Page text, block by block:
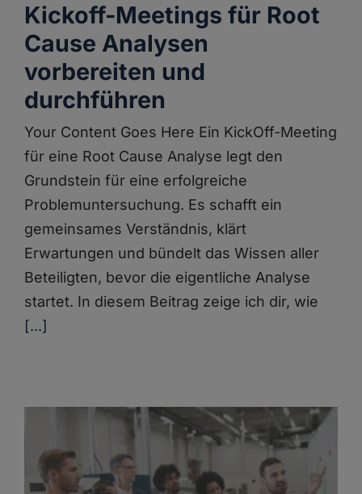
Kickoff-Meetings für Root
Cause Analysen
vorbereiten und
durchführen
Your Content Goes Here Ein KickOff-Meeting
für eine Root Cause Analyse legt den
Grundstein für eine erfolgreiche
Problemuntersuchung. Es schafft ein
gemeinsames Verständnis, klärt
Erwartungen und bündelt das Wissen aller
Beteiligten, bevor die eigentliche Analyse
startet. In diesem Beitrag zeige ich dir, wie
[...]